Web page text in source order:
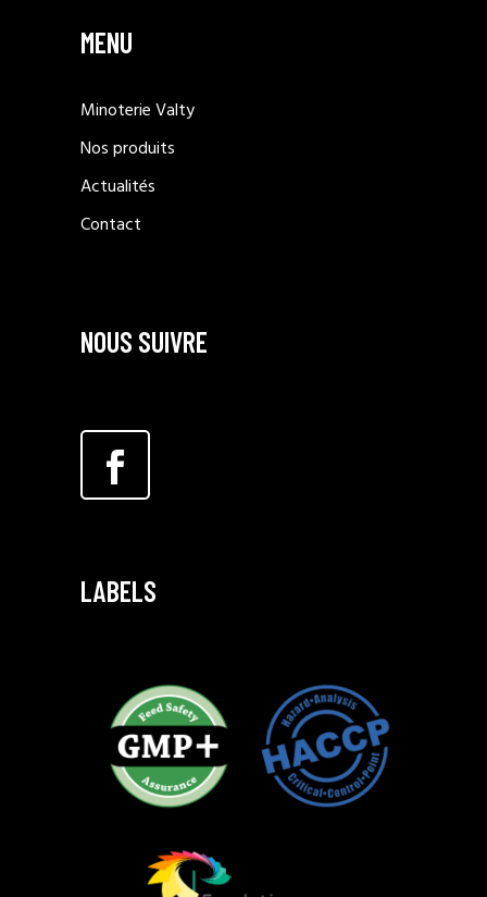
MENU
Minoterie Valty
Nos produits
Actualités
Contact
NOUS SUIVRE
LABELS